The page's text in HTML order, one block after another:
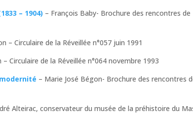
– 1904) – François Baby- Brochure des rencontres
– Circulaire de la Réveillée n°057 juin 1991
Circulaire de la Réveillée n°064 novembre 1993
– Marie José Bégon- Brochure des rencontres
Alteirac, conservateur du musée de la préhistoire du